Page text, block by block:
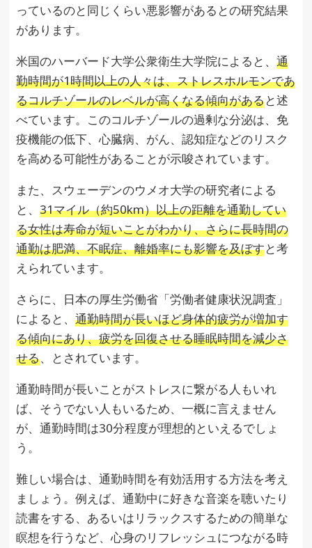
っているのと同じくらい悪影響があるとの研究結果
があります。
米国のハーバード大学公衆衛生大学院によると、通
勤時間が1時間以上の人々は、ストレスホルモンであ
るコルチゾールのレベルが高くなる傾向があると述
べています。このコルチゾールの過剰な分泌は、免
疫機能の低下、心臓病、がん、認知症などのリスク
を高める可能性があることが示唆されています。
また、スウェーデンのウメオ大学の研究者による
と、31マイル（約50km）以上の距離を通勤してい
る女性は寿命が短いことがわかり、さらに長時間の
通勤は肥満、不眠症、離婚率にも影響を及ぼすと考
えられています。
さらに、日本の厚生労働省「労働者健康状況調査」
によると、通勤時間が長いほど身体的疲労が増加す
る傾向にあり、疲労を回復させる睡眠時間を減少さ
せる、とされています。
通勤時間が長いことがストレスに繋がる人もいれ
ば、そうでない人もいるため、一概に言えません
が、通勤時間は30分程度が理想的といえるでしょ
う。
難しい場合は、通勤時間を有効活用する方法を考え
ましょう。例えば、通勤中に好きな音楽を聴いたり
読書をする、あるいはリラックスするための簡単な
瞑想を行うなど、心身のリフレッシュにつながる時